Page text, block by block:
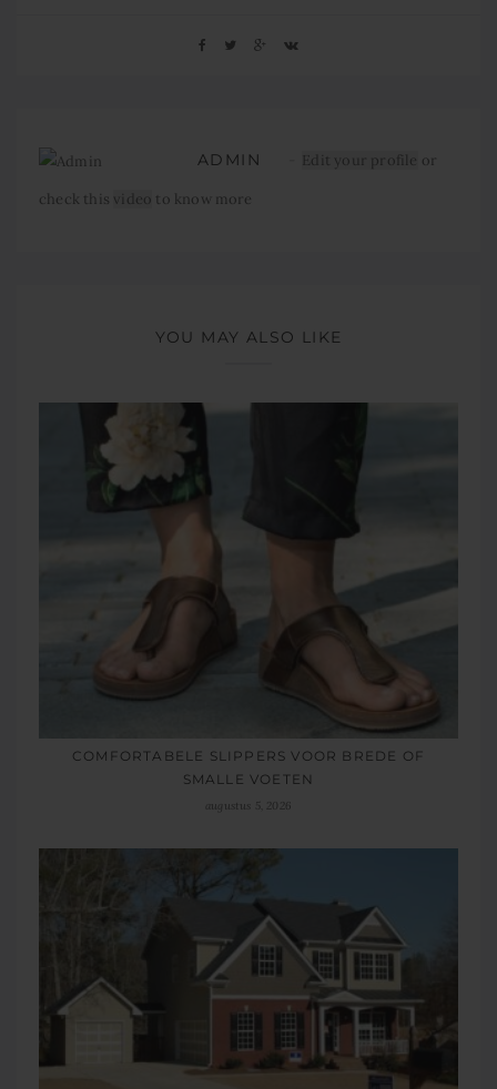
ADMIN Edit your profile or
check this video to know more
YOU MAY ALSO LIKE
COMFORTABELE SLIPPERS VOOR BREDE OF
SMALLE VOETEN
augustus 5, 2026